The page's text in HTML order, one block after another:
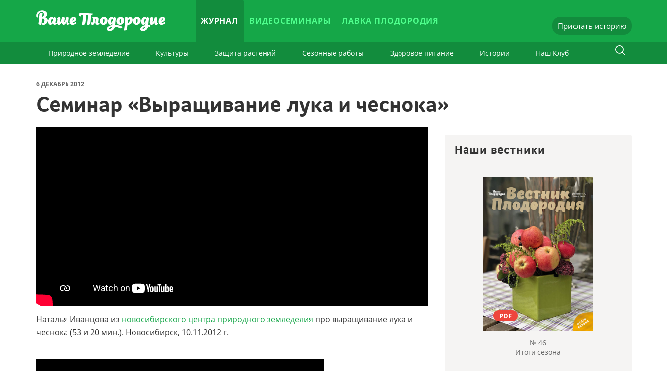
ЖУРНАЛ ВИДЕОСЕМИНАРЫ ЛАВКА ПЛОДОРОДИЯ Прислать историю
Природное земледелие Культуры Защита растений Сезонные работы Здоровое питание Истории Наш Клуб
6 ДЕКАБРЬ 2012
Семинар «Выращивание лука и чеснока»
Наталья Иванцова из новосибирского центра природного земледелия про выращивание лука и
чеснока (53 и 20 мин.). Новосибирск, 10.11.2012 г.
Наши вестники
PDF
№ 46
Итоги сезона